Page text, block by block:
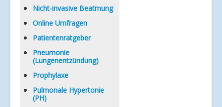
Nicht-invasive Beatmung
Online Umfragen
Patientenratgeber
Pneumonie
(Lungenentzündung)
Prophylaxe
Pulmonale Hypertonie
(PH)